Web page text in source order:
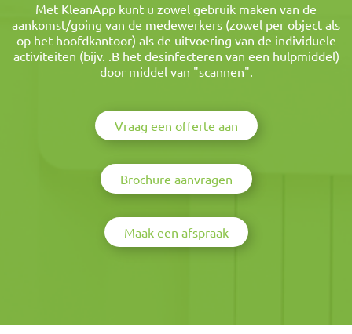
NLAktuelle
Met KleanApp kunt u zowel gebruik maken van de
aankomst/going van de medewerkers (zowel per object als
op het hoofdkantoor) als de uitvoering van de individuele
activiteiten (bijv. .B het desinfecteren van een hulpmiddel)
door middel van "scannen".
Vraag een offerte aan
Brochure aanvragen
Maak een afspraak